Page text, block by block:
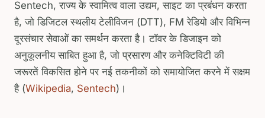
Sentech, राज्य के स्वामित्व वाला उद्यम, साइट का प्रबंधन करता
है, जो डिजिटल स्थलीय टेलीविजन (DTT), FM रेडियो और विभिन्न
दूरसंचार सेवाओं का समर्थन करता है। टॉवर के डिजाइन को
अनुकूलनीय साबित हुआ है, जो प्रसारण और कनेक्टिविटी की
जरूरतें विकसित होने पर नई तकनीकों को समायोजित करने में सक्षम
है (Wikipedia, Sentech)।